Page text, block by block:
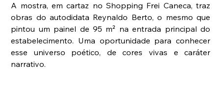
A mostra, em cartaz no Shopping Frei Caneca, traz
obras do autodidata Reynaldo Berto, o mesmo que
pintou um painel de 95 m² na entrada principal do
estabelecimento. Uma oportunidade para conhecer
esse universo poético, de cores vivas e caráter
narrativo.